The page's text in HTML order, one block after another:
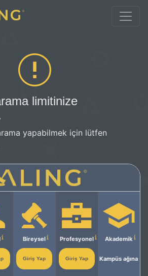
limitinize
yapabilmek için lütfen
Bireysel
Giriş Yap
Profesyonel
Giriş Yap
Akademik
Kampüs ağına